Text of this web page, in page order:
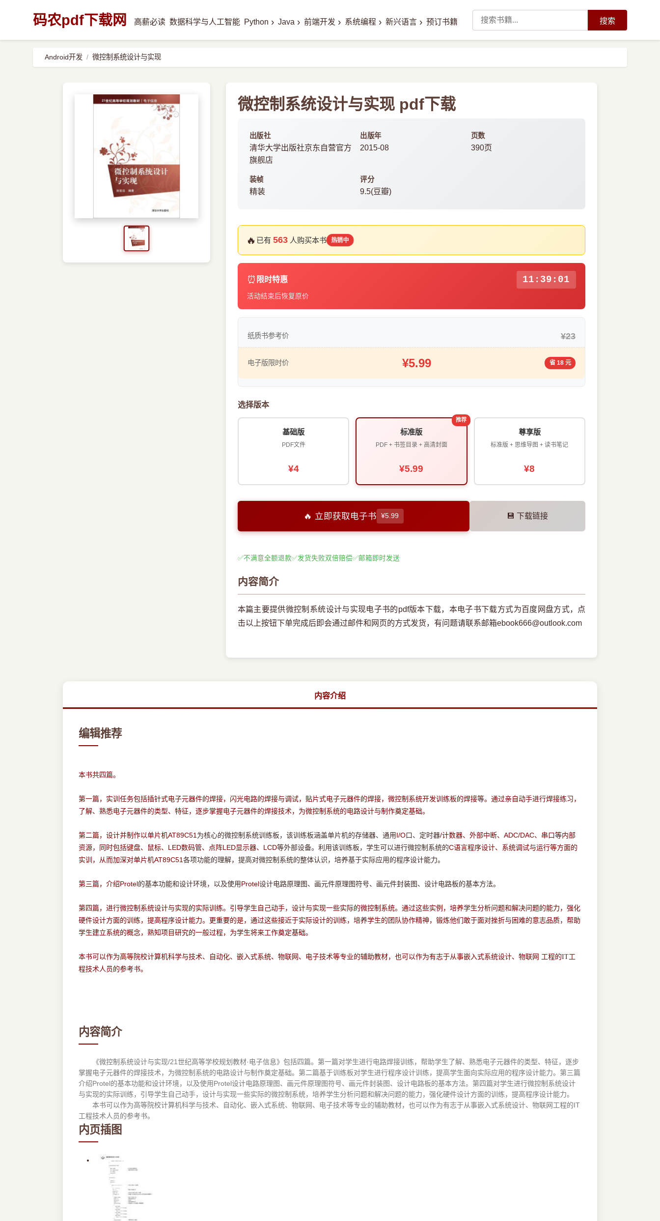
码农pdf下载网 高薪必读 数据科学与人工智能 Python › Java › 前端开发 › 系统编程 › 新兴语言 › 预订书籍 搜索
Android开发 微控制系统设计与实现
微控制系统设计与实现 pdf下载
出版社
清华大学出版社京东自营官方
旗舰店
出版年
2015-08
页数
390页
装帧
精装
评分
9.5(豆瓣)
🔥 已有 563人购买本书 热销中
⏰ 限时特惠 11:39:00
活动结束后恢复原价
纸质书参考价 ¥23
电子版限时价 ¥5.99 省 18 元
选择版本
基础版
PDF文件
¥4
推荐
标准版
PDF + 书签目录 + 高清封面
¥5.99
尊享版
标准版 + 思维导图 + 读书笔记
¥8
🔥 立即获取电子书 ¥5.99 💾 下载链接
✅不满意全额退款✅发货失败双倍赔偿✅邮箱即时发送
内容简介
本篇主要提供微控制系统设计与实现电子书的pdf版本下载，本电子书下载方式为百度网盘方式，点
击以上按钮下单完成后即会通过邮件和网页的方式发货，有问题请联系邮箱ebook666@outlook.com
内容介绍
编辑推荐
本书共四篇。
第一篇，实训任务包括插针式电子元器件的焊接，闪光电路的焊接与调试，贴片式电子元器件的焊接，微控制系统开发训练板的焊接等。通过亲自动手进行焊接练习，
了解、熟悉电子元器件的类型、特征，逐步掌握电子元器件的焊接技术，为微控制系统的电路设计与制作奠定基础。
第二篇，设计并制作以单片机AT89C51 为核心的微控制系统训练板，该训练板涵盖单片机的存储器、通用I/O口、定时器/计数器、外部中断、 ADC/DAC、串口等内部
资源，同时包括键盘、鼠标、 LED数码管、点阵LED显示器、 LCD等外部设备。利用该训练板，学生可以进行微控制系统的C语言程序设计、系统调试与运行等方面的
实训，从而加深对单片机AT89C51各项功能的理解，提高对微控制系统的整体认识，培养基于实际应用的程序设计能力。
第三篇，介绍Protel的基本功能和设计环境，以及使用Protel设计电路原理图、画元件原理图符号、画元件封装图、设计电路板的基本方法。
第四篇，进行微控制系统设计与实现的实际训练。引导学生自己动手，设计与实现一些实际的微控制系统。通过这些实例，培养学生分析问题和解决问题的能力，强化
硬件设计方面的训练，提高程序设计能力。更重要的是，通过这些接近于实际设计的训练，培养学生的团队协作精神，锻炼他们敢于面对挫折与困难的意志品质，帮助
学生建立系统的概念，熟知项目研究的一般过程，为学生将来工作奠定基础。
本书可以作为高等院校计算机科学与技术、自动化、嵌入式系统、物联网、电子技术等专业的辅助教材，也可以作为有志于从事嵌入式系统设计、物联网 工程的IT工
程技术人员的参考书。
内容简介
《微控制系统设计与实现/21世纪高等学校规划教材·电子信息》包括四篇。第一篇对学生进行电路焊接训练，帮助学生了解、熟悉电子元器件的类型、特征，逐步
掌握电子元器件的焊接技术，为微控制系统的电路设计与制作奠定基础。第二篇基于训练板对学生进行程序设计训练，提高学生面向实际应用的程序设计能力。第三篇
介绍Protel的基本功能和设计环境，以及使用Protel设计电路原理图、画元件原理图符号、画元件封装图、设计电路板的基本方法。第四篇对学生进行微控制系统设计
与实现的实际训练，引导学生自己动手，设计与实现一些实际的微控制系统，培养学生分析问题和解决问题的能力，强化硬件设计方面的训练，提高程序设计能力。
本书可以作为高等院校计算机科学与技术、自动化、嵌入式系统、物联网、电子技术等专业的辅助教材，也可以作为有志于从事嵌入式系统设计、物联网工程的IT
工程技术人员的参考书。
内页插图